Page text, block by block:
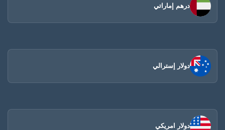
درهم إماراتي
دولار إسترالي
دولار امريكي